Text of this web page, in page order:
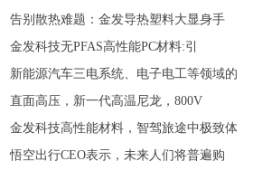
告别散热难题：金发导热塑料大显身手
金发科技无PFAS高性能PC材料:引
新能源汽车三电系统、电子电工等领域的
直面高压，新一代高温尼龙，800V
金发科技高性能材料，智驾旅途中极致体
悟空出行CEO表示，未来人们将普遍购